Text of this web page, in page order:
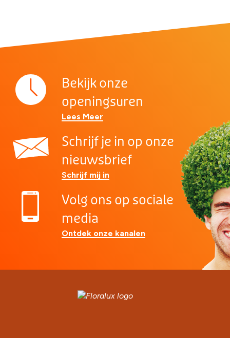
Bekijk onze
openingsuren
Lees Meer
Schrijf je in op onze
nieuwsbrief
Schrijf mij in
Volg ons op sociale
media
Ontdek onze kanalen